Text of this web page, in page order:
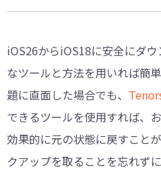
iOS26からiOS18に安全にダ
なツールと方法を用いれば簡
題に直面した場合でも、
できるツールを使用すれば、
効果的に元の状態に戻すこと
クアップを取ることを忘れず